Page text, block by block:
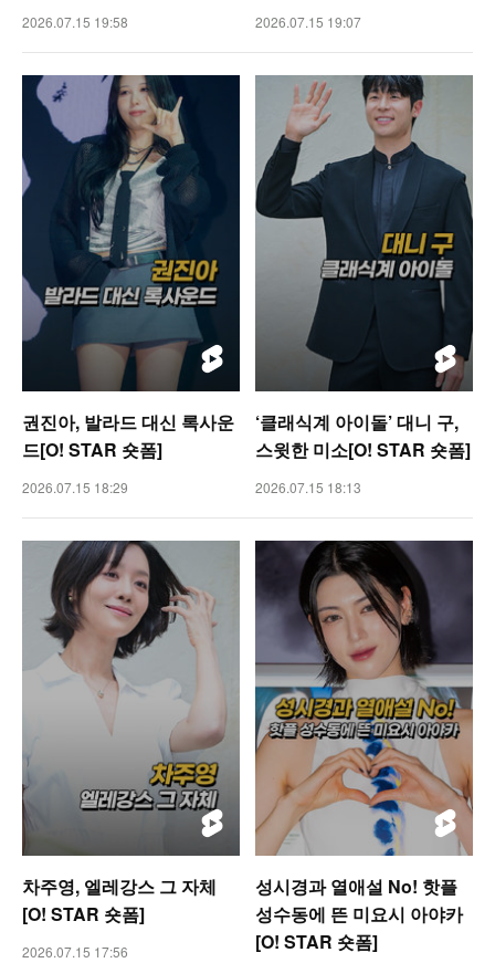
2026.07.15 19:58 2026.07.15 19:07
권진아, 발라드 대신 록사운
드[O! STAR 숏폼]
2026.07.15 18:29
‘클래식계 아이돌’ 대니 구,
스윗한 미소[O! STAR 숏폼]
2026.07.15 18:13
차주영, 엘레강스 그 자체
[O! STAR 숏폼]
2026.07.15 17:56
성시경과 열애설 No! 핫플
성수동에 뜬 미요시 아야카
[O! STAR 숏폼]